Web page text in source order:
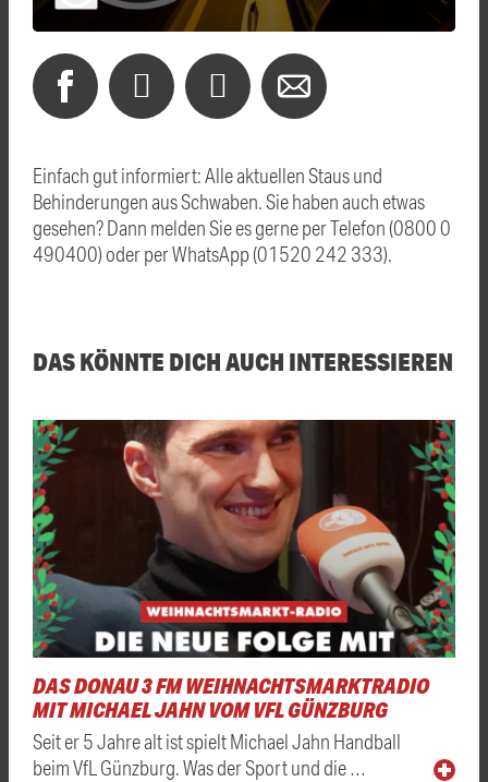
Einfach gut informiert: Alle aktuellen Staus und
Behinderungen aus Schwaben. Sie haben auch etwas
gesehen? Dann melden Sie es gerne per Telefon (0800 0
490400) oder per WhatsApp (01520 242 333).
DAS KÖNNTE DICH AUCH INTERESSIEREN
DAS DONAU 3 FM WEIHNACHTSMARKTRADIO
MIT MICHAEL JAHN VOM VFL GÜNZBURG
Seit er 5 Jahre alt ist spielt Michael Jahn Handball
beim VfL Günzburg. Was der Sport und die …